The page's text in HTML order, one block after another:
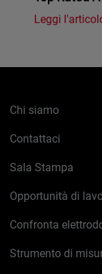
Leggi
Chi siamo
Contattaci
Sala Stampa
Opportunità di
Confronta
Strumento di